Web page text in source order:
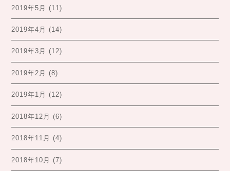
2019年5月 (11)
2019年4月 (14)
2019年3月 (12)
2019年2月 (8)
2019年1月 (12)
2018年12月 (6)
2018年11月 (4)
2018年10月 (7)